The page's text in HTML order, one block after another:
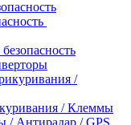
/ Клеммы